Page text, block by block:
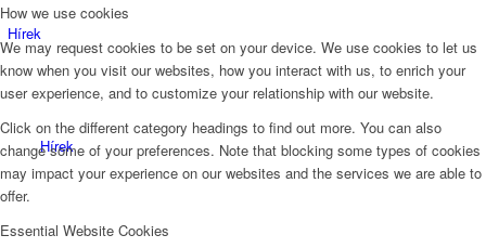
Hírek
Hírek
How we use cookies
We may request cookies to be set on your device. We use cookies to let us
know when you visit our websites, how you interact with us, to enrich your
user experience, and to customize your relationship with our website.
Click on the different category headings to find out more. You can also
change some of your preferences. Note that blocking some types of cookies
may impact your experience on our websites and the services we are able to
offer.
Essential Website Cookies